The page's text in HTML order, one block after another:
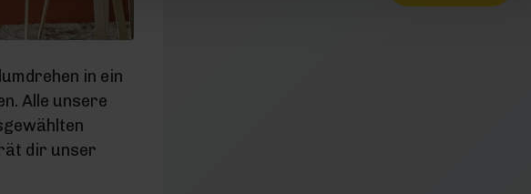
in ein
Alle unsere
dir unser